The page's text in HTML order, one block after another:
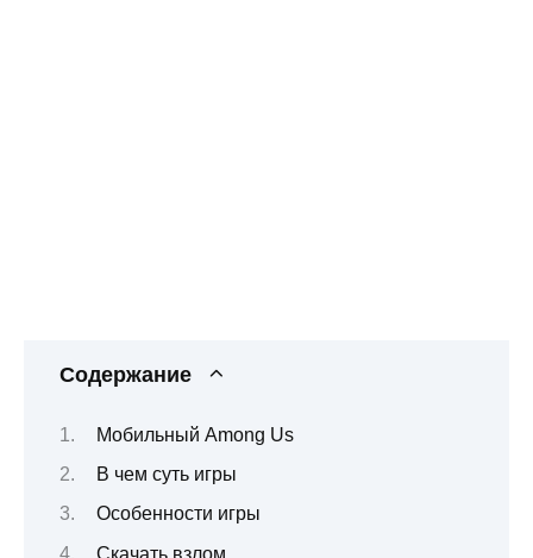
Содержание
Мобильный Among Us
В чем суть игры
Особенности игры
Скачать взлом